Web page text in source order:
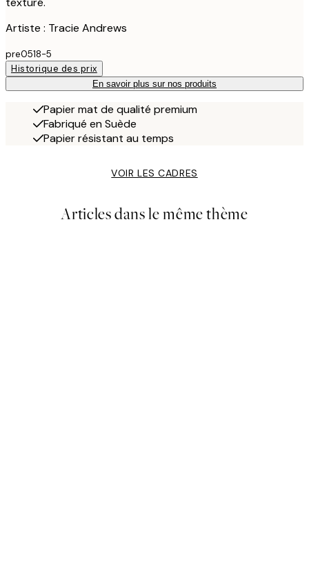
Artiste : Tracie Andrews
pre0518-5
Historique des prix
En savoir plus sur nos produits
Papier mat de qualité premium
Fabriqué en Suède
Papier résistant au temps
VOIR LES CADRES
Articles dans le même thème